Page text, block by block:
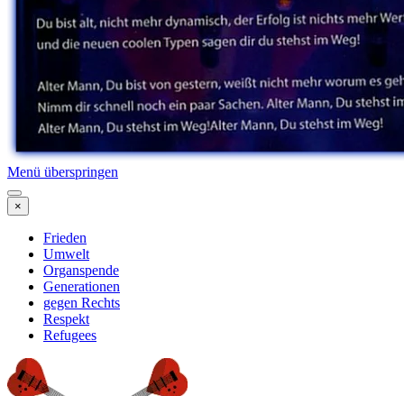
Menü überspringen
×
Frieden
Umwelt
Organspende
Generationen
gegen Rechts
Respekt
Refugees